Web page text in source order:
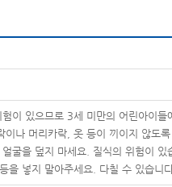
이 있으므로 3세 미만의 어린아이들
이나 머리카락, 옷 등이 끼이지 않도
굴을 덮지 마세요. 질식의 위험이 있
을 넣지 말아주세요. 다칠 수 있습니